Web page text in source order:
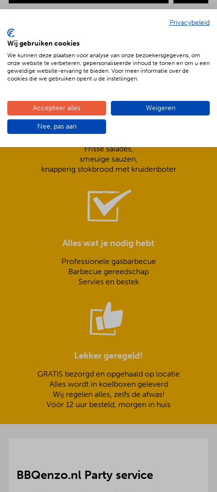
De voordelen van BBQenzo.nl
Compleet is ook écht compleet!
Frisse salades,
smeuïge sauzen,
knapperig stokbrood met kruidenboter
Alles wat je nodig hebt
Professionele gasbarbecue
Barbecue gereedschap
Servies en bestek
Lekker geregeld!
GRATIS bezorgd en opgehaald op locatie
Alles wordt in koelboxen geleverd
Wij regelen alles, zelfs de afwas!
Vóór 12 uur besteld, morgen in huis
BBQenzo.nl Party service
Privacybeleid
Wij gebruiken cookies
We kunnen deze plaatsen voor analyse van onze bezoekersgegevens, om
onze website te verbeteren, gepersonaliseerde inhoud te tonen en om u een
geweldige website-ervaring te bieden. Voor meer informatie over de
cookies die we gebruiken opent u de instellingen.
Accepteer alles Weigeren
Nee, pas aan